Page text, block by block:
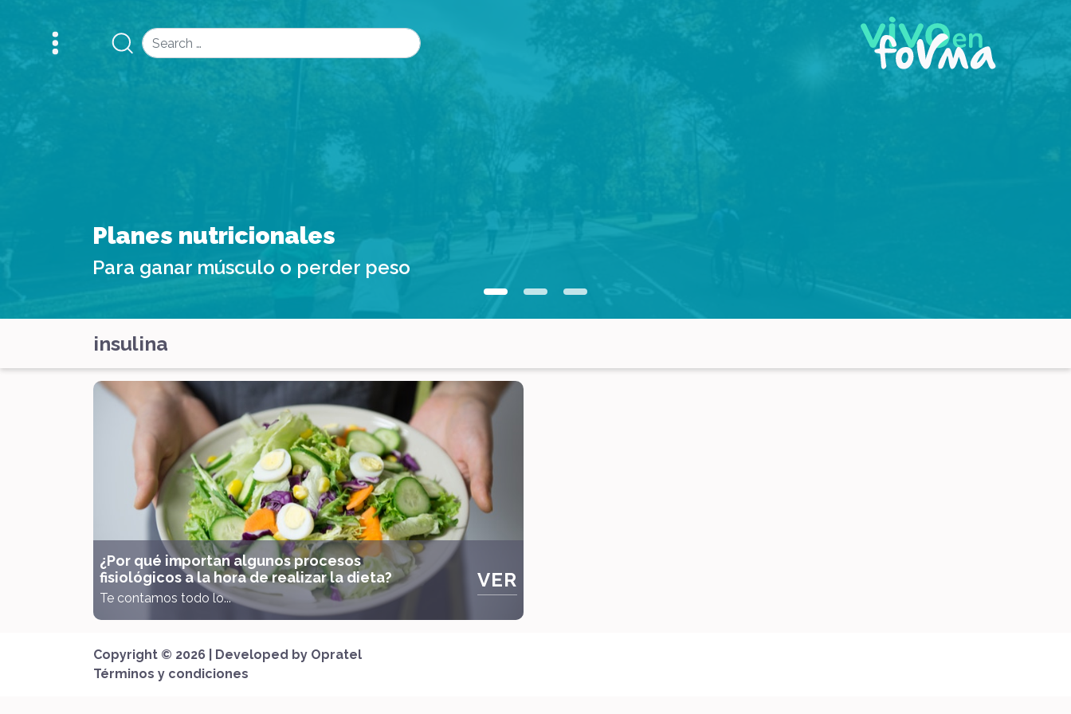
Search
Planes nutricionales
Para ganar músculo o perder peso
insulina
¿Por qué importan algunos procesos
fisiológicos a la hora de realizar la dieta?
Te contamos todo lo...
VER
Copyright © 2026 | Developed by Opratel
Términos y condiciones